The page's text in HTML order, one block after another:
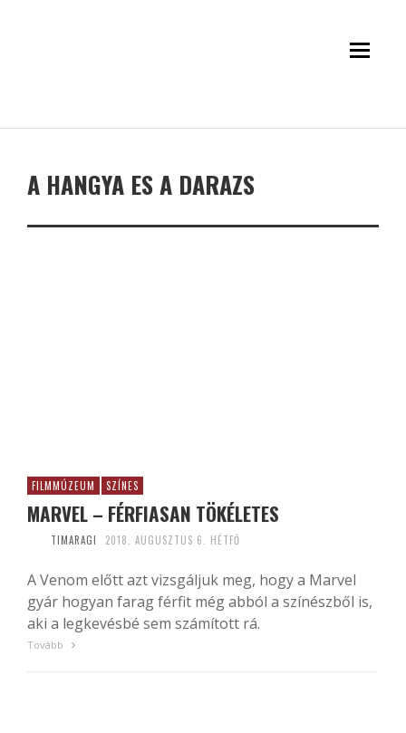
A HANGYA ES A DARAZS
FILMMÚZEUM SZÍNES
MARVEL – FÉRFIASAN TÖKÉLETES
TIMARAGI 2018. AUGUSZTUS 6. HÉTFŐ
A Venom előtt azt vizsgáljuk meg, hogy a Marvel
gyár hogyan farag férfit még abból a színészből is,
aki a legkevésbé sem számított rá.
Tovább